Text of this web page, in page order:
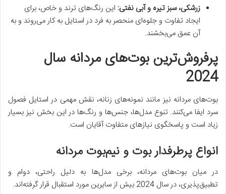
زرشکی، سبز تیره و آبی نفتی: این رنگ‌های ترند و خاص، برای
ایجاد تفاوت و جلوه‌ای منحصر به فرد در استایل به کار می‌روند و به
آن عمق می‌بخشند.
پرفروش‌ترین بوت‌های مردانه سال
2024
بوت‌های مردانه نیز مانند نمونه‌های زنانه، نقش مهمی در استایل فصول
سرد ایفا می‌کنند. تنوع مدل‌ها، جنس‌ها و رنگ‌ها در این بخش نیز بسیار
زیاد است و پاسخگوی نیازهای متفاوت آقایان است.
انواع پرطرفدار بوت و نیم‌بوت مردانه
در میان بوت‌های مردانه، برخی مدل‌ها به دلیل راحتی، دوام و
تطبیق‌پذیری، در سال 2024 بیش از سایرین مورد استقبال قرار گرفته‌اند.